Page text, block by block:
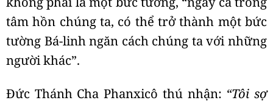
tâm hồn chúng ta, có thể trở thành một bức
tường Bá-linh ngăn cách chúng ta với những
người khác”.
Đức Thánh Cha Phanxicô thú nhận: “Tôi sợ